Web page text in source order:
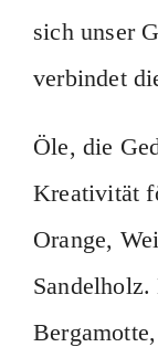
sich unser
verbindet
Öle, die
Kreativität
Orange,